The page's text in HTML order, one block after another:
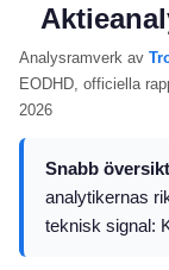
Analysramverk av
EODHD, officiella
2026
Snabb
analytikernas
teknisk signal: